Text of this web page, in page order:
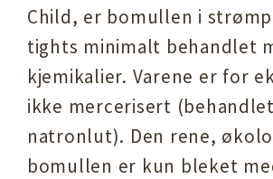
Child, er bomullen i
tights minimalt behandlet
kjemikalier. Varene er for
ikke mercerisert
natronlut). Den rene,
bomullen er kun bleket